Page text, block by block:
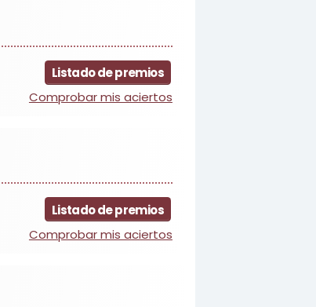
Listado de premios
Comprobar mis aciertos
Listado de premios
Comprobar mis aciertos